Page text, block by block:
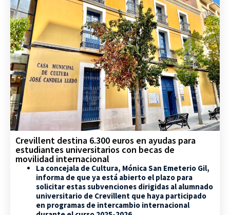
Crevillent destina 6.300 euros en ayudas para
estudiantes universitarios con becas de
movilidad internacional
La concejala de Cultura, Mónica San Emeterio Gil,
informa de que ya está abierto el plazo para
solicitar estas subvenciones dirigidas al alumnado
universitario de Crevillent que haya participado
en programas de intercambio internacional